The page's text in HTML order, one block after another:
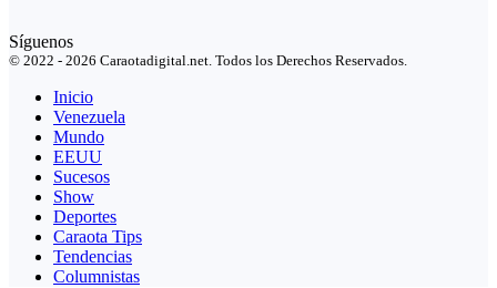
Síguenos
© 2022 - 2026 Caraotadigital.net. Todos los Derechos Reservados.
Inicio
Venezuela
Mundo
EEUU
Sucesos
Show
Deportes
Caraota Tips
Tendencias
Columnistas